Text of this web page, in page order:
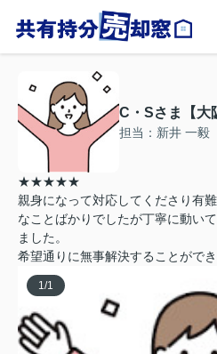
C・Sさま【大
担当：新井 一毅
★★★★★
親身になって対応してくださり有
なことばかりでしたが丁寧に動い
ました。
希望通りに無事解決することができ
1 /1